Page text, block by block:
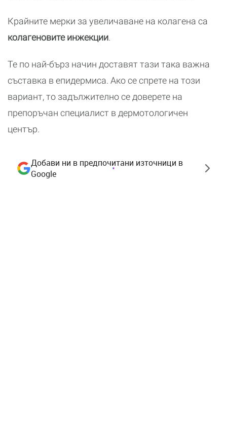
Крайните мерки за увеличаване на колагена са
колагеновите инжекции.
Те по най-бърз начин доставят тази така важна
съставка в епидермиса. Ако се спрете на този
вариант, то задължително се доверете на
препоръчан специалист в дермотологичен
център.
Добави ни в предпочитани източници в
Google